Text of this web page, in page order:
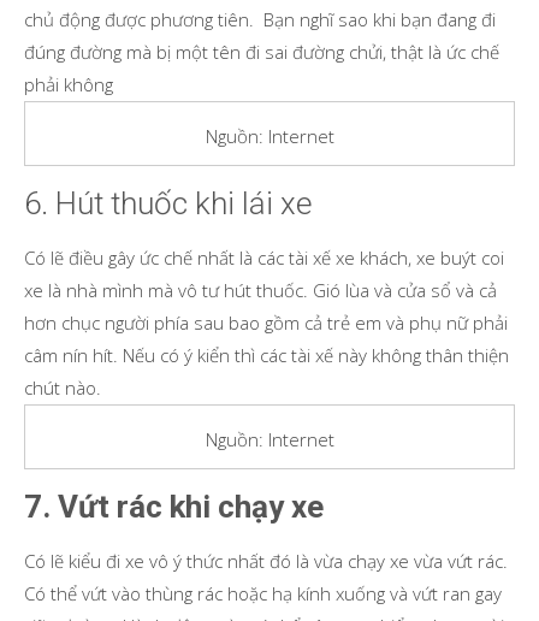
chủ động được phương tiên. Bạn nghĩ sao khi bạn đang đi
đúng đường mà bị một tên đi sai đường chửi, thật là ức chế
phải không
Nguồn: Internet
6. Hút thuốc khi lái xe
Có lẽ điều gây ức chế nhất là các tài xế xe khách, xe buýt coi
xe là nhà mình mà vô tư hút thuốc. Gió lùa và cửa sổ và cả
hơn chục người phía sau bao gồm cả trẻ em và phụ nữ phải
câm nín hít. Nếu có ý kiển thì các tài xế này không thân thiện
chút nào.
Nguồn: Internet
7. Vứt rác khi chạy xe
Có lẽ kiểu đi xe vô ý thức nhất đó là vừa chạy xe vừa vứt rác.
Có thể vứt vào thùng rác hoặc hạ kính xuống và vứt ran gay